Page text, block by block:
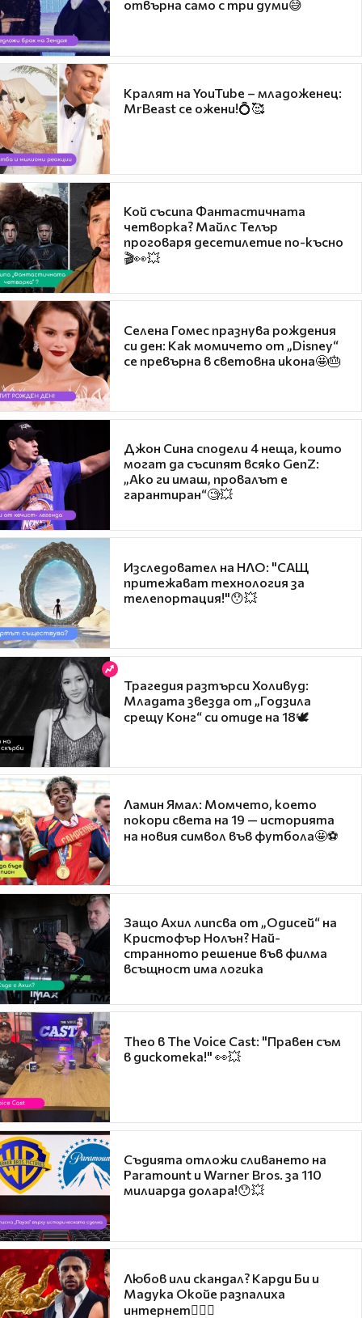
отвърна само с три думи😅
Кралят на YouTube – младоженец:
MrBeast се ожени!💍🥰
Кой съсипа Фантастичната
четворка? Майлс Телър
проговаря десетилетие по-късно
🎬👀💥
Селена Гомес празнува рождения
си ден: Как момичето от „Disney“
се превърна в световна икона🤩🎂
Джон Сина сподели 4 неща, които
могат да съсипят всяко GenZ:
„Ако ги имаш, провалът е
гарантиран“🧐💥
Изследовател на НЛО: "САЩ
притежават технология за
телепортация!"😯💥
Трагедия разтърси Холивуд:
Младата звезда от „Годзила
срещу Конг“ си отиде на 18🕊️
Ламин Ямал: Момчето, което
покори света на 19 — историята
на новия символ във футбола🤩⚽
Защо Ахил липсва от „Одисей“ на
Кристофър Нолън? Най-
странното решение във филма
всъщност има логика
Theo в The Voice Cast: "Правен съм
в дискотека!" 👀💥
Съдията отложи сливането на
Paramount и Warner Bros. за 110
милиарда долара!😯💥
Любов или скандал? Карди Би и
Мадука Окойе разпалиха
интернет❤️‍🔥🔥